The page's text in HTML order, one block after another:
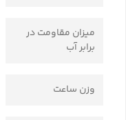
میزان مقاومت در
برابر آب
وزن ساعت